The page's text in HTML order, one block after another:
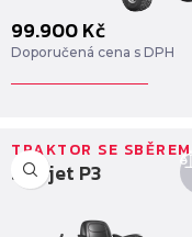
99.900Kč
Doporučená cena s DPH
Starjet P3
TRAKTOR SE SBĚREM